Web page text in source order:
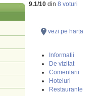
9.1/10din 8 voturi
vezi pe harta
Informatii
De vizitat
Comentarii
Hoteluri
Restaurante